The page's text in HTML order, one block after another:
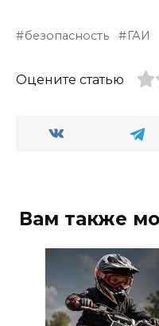
безопасность ГАИ
Оцените статью
Вам также